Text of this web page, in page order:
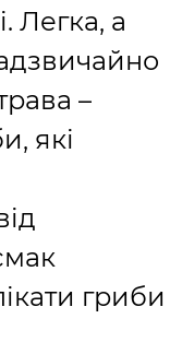
Легка, а
–
які
гриби